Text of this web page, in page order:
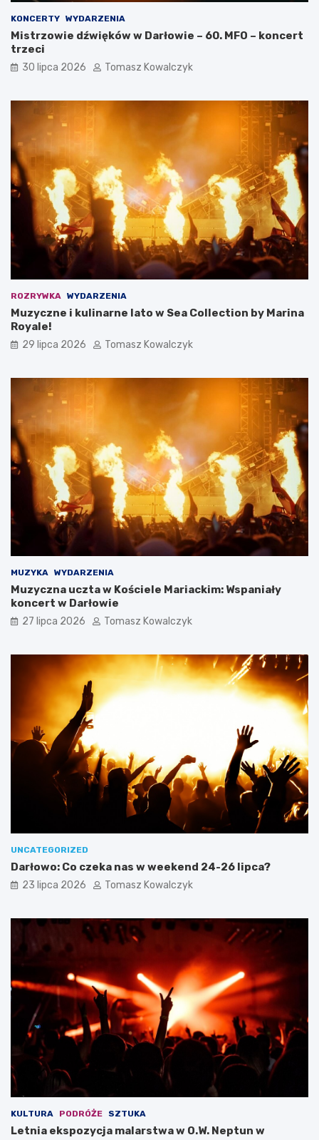
KONCERTY WYDARZENIA
Mistrzowie dźwięków w Darłowie – 60. MFO – koncert
trzeci
30 lipca 2026 Tomasz Kowalczyk
ROZRYWKA WYDARZENIA
Muzyczne i kulinarne lato w Sea Collection by Marina
Royale!
29 lipca 2026 Tomasz Kowalczyk
MUZYKA WYDARZENIA
Muzyczna uczta w Kościele Mariackim: Wspaniały
koncert w Darłowie
27 lipca 2026 Tomasz Kowalczyk
UNCATEGORIZED
Darłowo: Co czeka nas w weekend 24-26 lipca?
23 lipca 2026 Tomasz Kowalczyk
KULTURA PODRÓŻE SZTUKA
Letnia ekspozycja malarstwa w O.W. Neptun w